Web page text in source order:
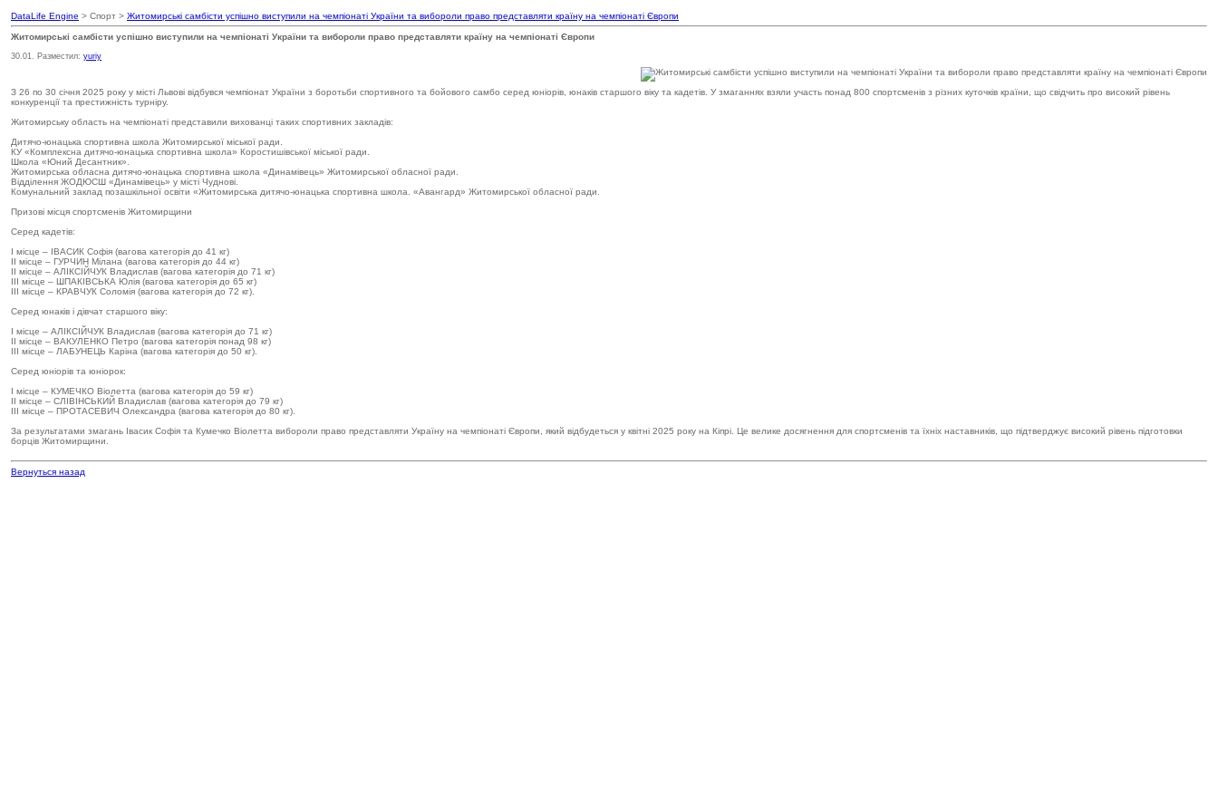
DataLife Engine > Спорт > Житомирські самбісти успішно виступили на чемпіонаті України та вибороли право представляти країну на чемпіонаті Європи
Житомирські самбісти успішно виступили на чемпіонаті України та вибороли право представляти країну на чемпіонаті Європи
30.01. Разместил: yuriy
З 26 по 30 січня 2025 року у місті Львові відбувся чемпіонат України з боротьби спортивного та бойового самбо серед юніорів, юнаків старшого віку та кадетів. У змаганнях взяли участь понад 800 спортсменів з різних куточків країни, що свідчить про високий рівень
конкуренції та престижність турніру.
Житомирську область на чемпіонаті представили вихованці таких спортивних закладів:
Дитячо-юнацька спортивна школа Житомирської міської ради.
КУ «Комплексна дитячо-юнацька спортивна школа» Коростишівської міської ради.
Школа «Юний Десантник».
Житомирська обласна дитячо-юнацька спортивна школа «Динамівець» Житомирської обласної ради.
Відділення ЖОДЮСШ «Динамівець» у місті Чуднові.
Комунальний заклад позашкільної освіти «Житомирська дитячо-юнацька спортивна школа. «Авангард» Житомирської обласної ради.
Призові місця спортсменів Житомирщини
Серед кадетів:
І місце – ІВАСИК Софія (вагова категорія до 41 кг)
ІІ місце – ГУРЧИН Мілана (вагова категорія до 44 кг)
ІІ місце – АЛІКСІЙЧУК Владислав (вагова категорія до 71 кг)
ІІІ місце – ШПАКІВСЬКА Юлія (вагова категорія до 65 кг)
ІІІ місце – КРАВЧУК Соломія (вагова категорія до 72 кг).
Серед юнаків і дівчат старшого віку:
І місце – АЛІКСІЙЧУК Владислав (вагова категорія до 71 кг)
ІІ місце – ВАКУЛЕНКО Петро (вагова категорія понад 98 кг)
ІІІ місце – ЛАБУНЕЦЬ Каріна (вагова категорія до 50 кг).
Серед юніорів та юніорок:
І місце – КУМЕЧКО Віолетта (вагова категорія до 59 кг)
ІІ місце – СЛІВІНСЬКИЙ Владислав (вагова категорія до 79 кг)
ІІІ місце – ПРОТАСЕВИЧ Олександра (вагова категорія до 80 кг).
За результатами змагань Івасик Софія та Кумечко Віолетта вибороли право представляти Україну на чемпіонаті Європи, який відбудеться у квітні 2025 року на Кіпрі. Це велике досягнення для спортсменів та їхніх наставників, що підтверджує високий рівень підготовки
борців Житомирщини.
Вернуться назад